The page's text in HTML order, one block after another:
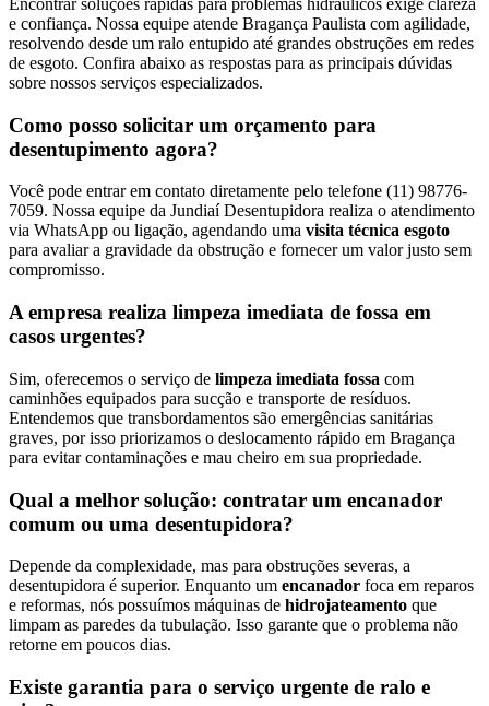
Encontrar soluções rápidas para problemas hidráulicos exige clareza
e confiança. Nossa equipe atende Bragança Paulista com agilidade,
resolvendo desde um ralo entupido até grandes obstruções em redes
de esgoto. Confira abaixo as respostas para as principais dúvidas
sobre nossos serviços especializados.
Como posso solicitar um orçamento para
desentupimento agora?
Você pode entrar em contato diretamente pelo telefone (11) 98776-
7059. Nossa equipe da Jundiaí Desentupidora realiza o atendimento
via WhatsApp ou ligação, agendando uma visita técnica esgoto
para avaliar a gravidade da obstrução e fornecer um valor justo sem
compromisso.
A empresa realiza limpeza imediata de fossa em
casos urgentes?
Sim, oferecemos o serviço de limpeza imediata fossa com
caminhões equipados para sucção e transporte de resíduos.
Entendemos que transbordamentos são emergências sanitárias
graves, por isso priorizamos o deslocamento rápido em Bragança
para evitar contaminações e mau cheiro em sua propriedade.
Qual a melhor solução: contratar um encanador
comum ou uma desentupidora?
Depende da complexidade, mas para obstruções severas, a
desentupidora é superior. Enquanto um encanador foca em reparos
e reformas, nós possuímos máquinas de hidrojateamento que
limpam as paredes da tubulação. Isso garante que o problema não
retorne em poucos dias.
Existe garantia para o serviço urgente de ralo e